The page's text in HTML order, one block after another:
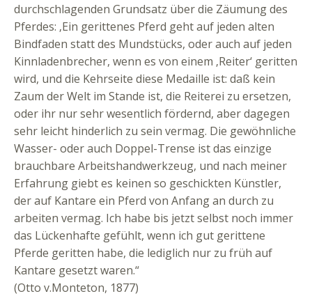
durchschlagenden Grundsatz über die Zäumung des
Pferdes: ‚Ein gerittenes Pferd geht auf jeden alten
Bindfaden statt des Mundstücks, oder auch auf jeden
Kinnladenbrecher, wenn es von einem ‚Reiter‘ geritten
wird, und die Kehrseite diese Medaille ist: daß kein
Zaum der Welt im Stande ist, die Reiterei zu ersetzen,
oder ihr nur sehr wesentlich fördernd, aber dagegen
sehr leicht hinderlich zu sein vermag. Die gewöhnliche
Wasser- oder auch Doppel-Trense ist das einzige
brauchbare Arbeitshandwerkzeug, und nach meiner
Erfahrung giebt es keinen so geschickten Künstler,
der auf Kantare ein Pferd von Anfang an durch zu
arbeiten vermag. Ich habe bis jetzt selbst noch immer
das Lückenhafte gefühlt, wenn ich gut gerittene
Pferde geritten habe, die lediglich nur zu früh auf
Kantare gesetzt waren.“
(Otto v.Monteton, 1877)